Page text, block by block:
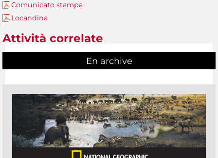
Comunicato stampa
Locandina
Attività correlate
En archive